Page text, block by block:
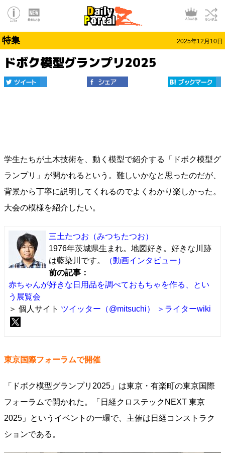
特集 2025年12月10日
ドボク模型グランプリ2025
学生たちが土木技術を、動く模型で紹介する「ドボク模型グ
ランプリ」が開かれるという。難しいかなと思ったのだが、
背景から丁寧に説明してくれるのでよくわかり楽しかった。
大会の模様を紹介したい。
三土たつお （みつちたつお）
1976年茨城県生まれ。地図好き。好きな川跡
は藍染川です。
（動画インタビュー）
前の記事：
赤ちゃんが好きな日用品を調べておもちゃを作る、とい
う展覧会
＞ 個人サイト ツイッター（@mitsuchi） ＞ライターwiki
東京国際フォーラムで開催
「ドボク模型グランプリ2025」は東京・有楽町の東京国際
フォーラムで開かれた。「日経クロステックNEXT 東京
2025」というイベントの一環で、主催は日経コンストラク
ションである。